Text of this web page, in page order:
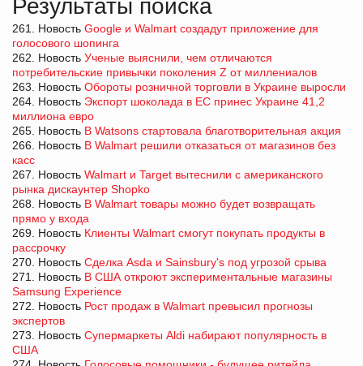
Результаты поиска
261. Новость Google и Walmart создадут приложение для
голосового шопинга
262. Новость Ученые выяснили, чем отличаются
потребительские привычки поколения Z от миллениалов
263. Новость Обороты розничной торговли в Украине выросли
264. Новость Экспорт шоколада в ЕС принес Украине 41,2
миллиона евро
265. Новость В Watsons стартовала благотворительная акция
266. Новость В Walmart решили отказаться от магазинов без
касс
267. Новость Walmart и Target вытеснили с американского
рынка дискаунтер Shopko
268. Новость В Walmart товары можно будет возвращать
прямо у входа
269. Новость Клиенты Walmart смогут покупать продукты в
рассрочку
270. Новость Сделка Asda и Sainsbury's под угрозой срыва
271. Новость В США откроют экспериментальные магазины
Samsung Experience
272. Новость Рост продаж в Walmart превысил прогнозы
экспертов
273. Новость Супермаркеты Aldi набирают популярность в
США